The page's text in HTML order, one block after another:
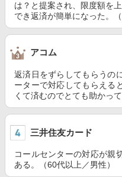
は？と提案され、限度額を
でき返済が簡単になった。（
アコム
返済日をずらしてもらうの
ーターで対応してもらえる
くて済むのでとても助かっ
三井住友カード
コールセンターの対応が親
ある。（60代以上／男性）